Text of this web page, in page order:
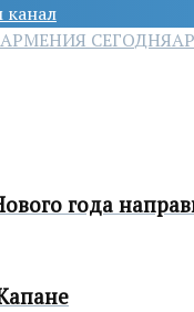
канал
АРМЕНИЯ СЕГОДНЯ
года